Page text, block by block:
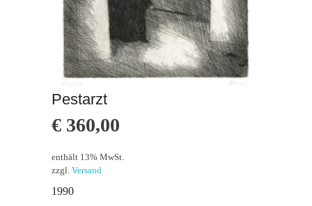
Pestarzt
€ 360,00
enthält 13% MwSt.
zzgl. Versand
1990